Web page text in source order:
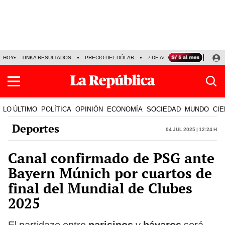
HOY TINKA RESULTADOS PRECIO DEL DÓLAR 7 DE AGOSTO OLLANTA
LO ÚLTIMO POLÍTICA OPINIÓN ECONOMÍA SOCIEDAD MUNDO
Deportes 04 Jul 2025 | 12:24 h
Canal confirmado de PSG ante
Bayern Múnich por cuartos de
final del Mundial de Clubes
2025